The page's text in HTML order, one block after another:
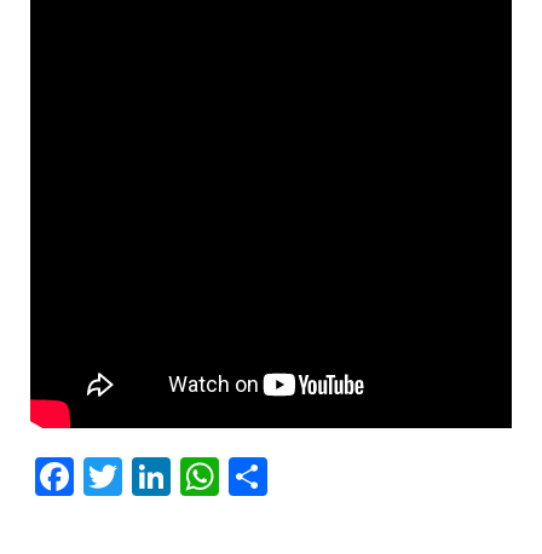
Facebook
Twitter
LinkedIn
WhatsApp